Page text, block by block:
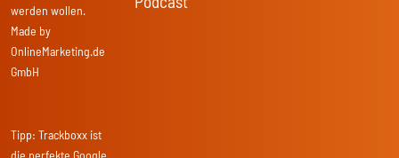
werden wollen.
Made by
OnlineMarketing.de
GmbH
Tipp: Trackboxx ist